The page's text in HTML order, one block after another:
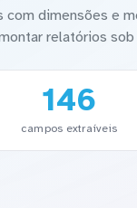
dimensões e
relatórios
146
campos extraíveis